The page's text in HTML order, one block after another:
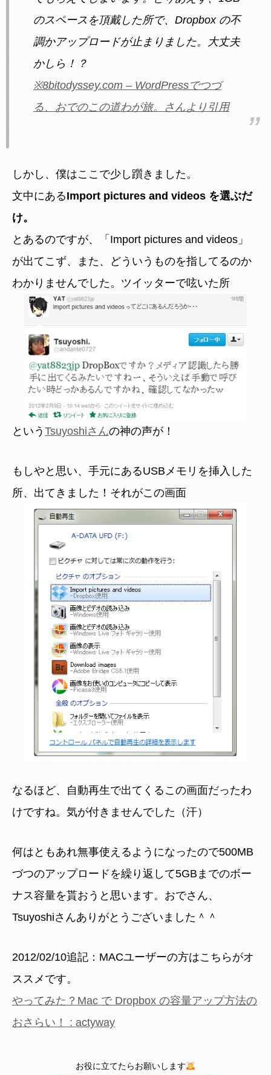
のスペースを頂戴した所で、Dropbox の不
調かアップロードが止まりました。大丈夫
かしら！？
※8bitodyssey.com – WordPressでつづ
る、おでのこの道わが旅。さんより引用
しかし、僕はここで少し躓きました。
文中にあるImport pictures and videos を選ぶだ
け。
とあるのですが、「Import pictures and videos」
が出てこず、また、どういうものを指してるのか
わかりませんでした。ツイッターで呟いた所
という Tsuyoshiさんの神の声が！
もしやと思い、手元にあるUSBメモリを挿入した
所、出てきました！それがこの画面
なるほど、自動再生で出てくるこの画面だったわ
けですね。気が付きませんでした（汗）
何はともあれ無事使えるようになったので500MB
づつのアップロードを繰り返して5GBまでのボー
ナス容量を貰おうと思います。おでさん、
Tsuyoshiさんありがとうございました＾＾
2012/02/10追記：MACユーザーの方はこちらがオ
ススメです。
やってみた？Mac で Dropbox の容量アップ方法の
おさらい！ : actyway
お役に立てたらお願いします